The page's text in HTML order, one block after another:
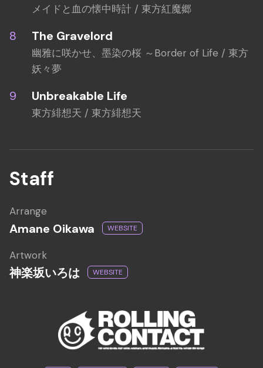
メイドと血の懐中時計 / 東方紅魔郷
The Gravelord
幽雅に咲かせ、墨染の桜 ～Border of Life / 東方
妖々夢
Unbreakable Life
東方緋想天 / 東方緋想天
Staff
Arrange
Amane Oikawa WEBSITE
Artwork
神楽坂いろは WEBSITE